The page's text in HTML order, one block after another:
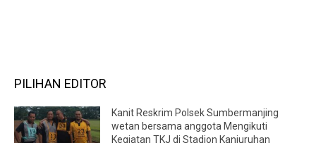
PILIHAN EDITOR
Kanit Reskrim Polsek Sumbermanjing
wetan bersama anggota Mengikuti
Kegiatan TKJ di Stadion Kanjuruhan